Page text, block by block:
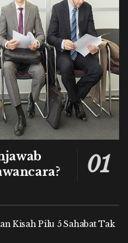
Kisah Pilu 5 Sahabat Tak